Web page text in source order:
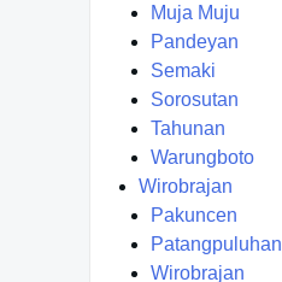
Muja Muju
Pandeyan
Semaki
Sorosutan
Tahunan
Warungboto
Wirobrajan
Pakuncen
Patangpuluhan
Wirobrajan